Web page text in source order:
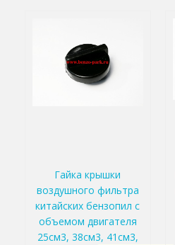
Гайка крышки
воздушного фильтра
китайских бензопил с
объемом двигателя
25см3, 38см3, 41см3,